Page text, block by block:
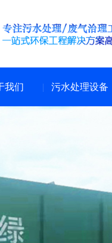
我们 污水处理设备